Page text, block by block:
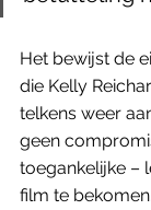
Het bewijst de
die Kelly
telkens weer
geen
toegankelijke –
film te